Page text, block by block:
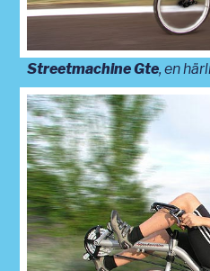
Streetmachine Gte, en